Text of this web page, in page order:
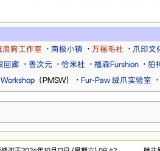
浪狗工作室 · 南极小镇 · 万福毛社 · 爪印文
回廊 · 兽次元 · 恰米社 · 福森Furshion · 狛
（PMSW） · Fur-Paw 绒爪实验室 ·